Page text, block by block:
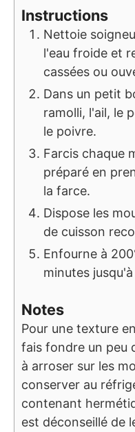
Instructions
Nettoie
l'eau froide et
cassées ou
Dans un petit
ramolli, l'ail, le
le poivre.
Farcis chaque
préparé en
la farce.
Dispose les
de cuisson
Enfourne à
minutes
Notes
Pour une texture
fais fondre un peu
à arroser sur les
conserver au
contenant
est déconseillé de